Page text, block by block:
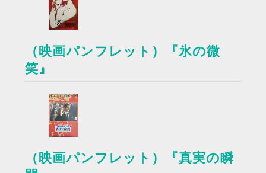
（映画パンフレット）『氷の微
笑』
（映画パンフレット）『真実の瞬